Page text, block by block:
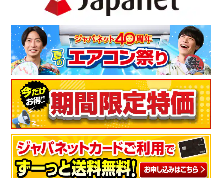
も気に入ってます。
とても静か！
とても静かなので運転しているのかわからないくらいです。湿
度も一目瞭然なので、冬場の乾燥も安心です。
（兵庫県50代K.M様 ）
あっという間にきれいにしてくれて気持
ちがいい